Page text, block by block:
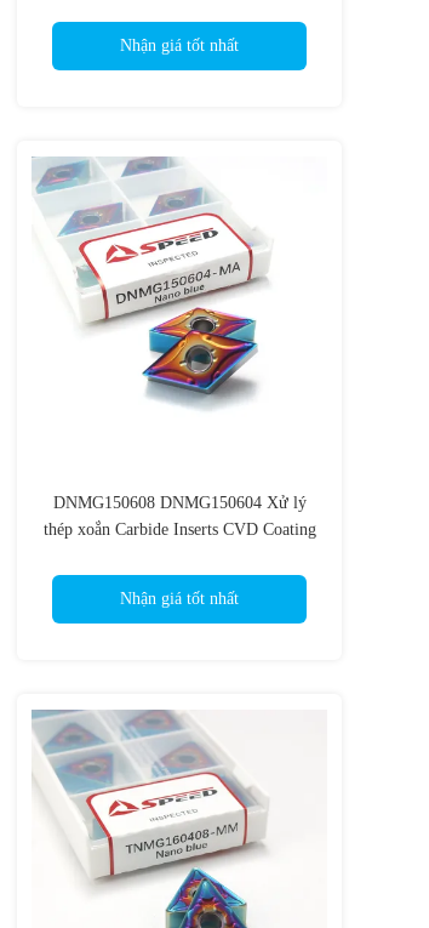
Nhận giá tốt nhất
DNMG150608 DNMG150604 Xử lý
thép xoắn Carbide Inserts CVD Coating
Nhận giá tốt nhất